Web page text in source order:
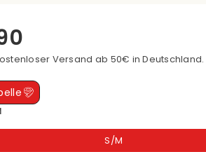
Versand ab 50€ in Deutschland.
S/M